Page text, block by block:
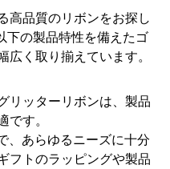
高品質のリボンをお探し
下の製品特性を備えたゴ
く取り揃えています。
リッターリボンは、製品
す。
、あらゆるニーズに十分
フトのラッピングや製品